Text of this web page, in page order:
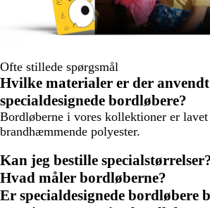
Ofte stillede spørgsmål
Hvilke materialer er der
specialdesignede bordløbere?
Bordløberne i vores kollektioner er lavet
brandhæmmende polyester.
Kan jeg bestille
Hvad måler bordløberne?
Er specialdesignede bordløbere